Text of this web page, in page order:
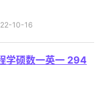
10-16
学硕数一英一 294